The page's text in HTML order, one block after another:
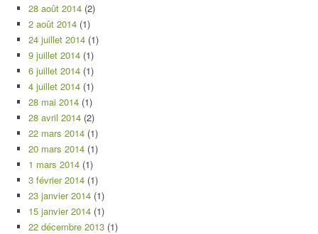
28 août 2014 (2)
2 août 2014 (1)
24 juillet 2014 (1)
9 juillet 2014 (1)
6 juillet 2014 (1)
4 juillet 2014 (1)
28 mai 2014 (1)
28 avril 2014 (2)
22 mars 2014 (1)
20 mars 2014 (1)
1 mars 2014 (1)
3 février 2014 (1)
23 janvier 2014 (1)
15 janvier 2014 (1)
22 décembre 2013 (1)